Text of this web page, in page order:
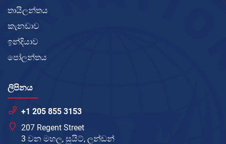
තායිලන්තය
කැනඩාව
ඉන්දියාව
පෝලන්තය
ලිපිනය
+1 205 855 3153
207 Regent Street
3 වන මහල, සුයිට්, ලන්ඩන්